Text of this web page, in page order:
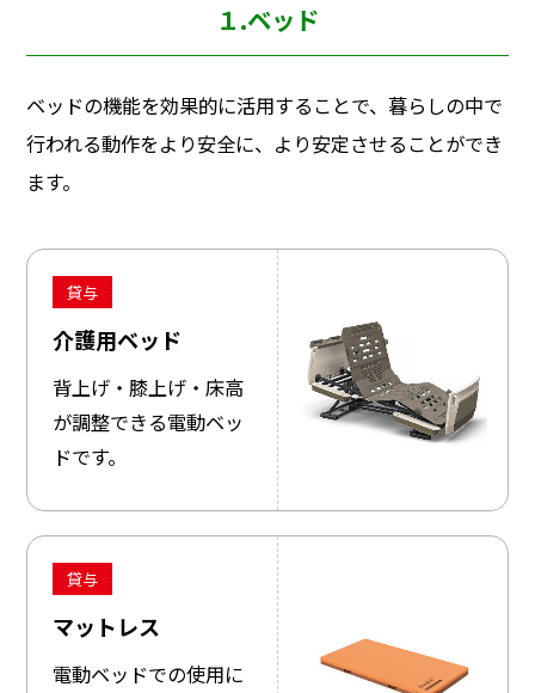
１.ベッド
ベッドの機能を効果的に活用することで、暮らしの中で
行われる動作をより安全に、より安定させることができ
ます。
貸与
介護用ベッド
背上げ・膝上げ・床高
が調整できる電動ベッ
ドです。
貸与
マットレス
電動ベッドでの使用に